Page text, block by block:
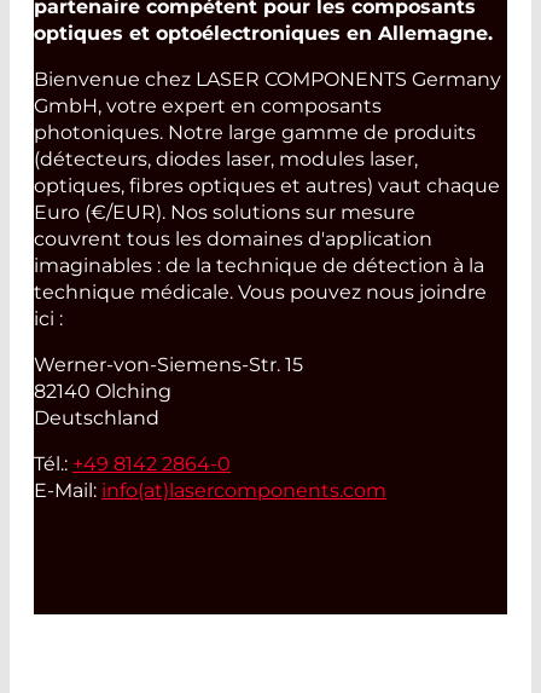
partenaire compétent pour les composants
optiques et optoélectroniques en Allemagne.
Bienvenue chez LASER COMPONENTS Germany
GmbH, votre expert en composants
photoniques. Notre large gamme de produits
(détecteurs, diodes laser, modules laser,
optiques, fibres optiques et autres) vaut chaque
Euro (€/EUR). Nos solutions sur mesure
couvrent tous les domaines d'application
imaginables : de la technique de détection à la
technique médicale. Vous pouvez nous joindre
ici :
Werner-von-Siemens-Str. 15
82140 Olching
Deutschland
Tél.: +49 8142 2864-0
E-Mail: info(at) lasercomponents.com